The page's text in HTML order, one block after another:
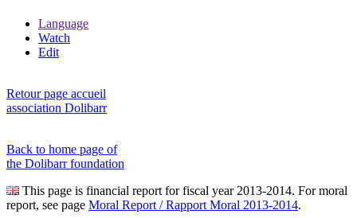
Language
Watch
Edit
Retour page accueil
association Dolibarr
Back to home page of
the Dolibarr foundation
This page is financial report for fiscal year 2013-2014. For moral
report, see page Moral Report / Rapport Moral 2013-2014.